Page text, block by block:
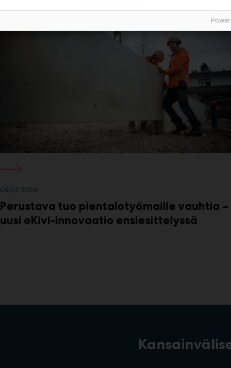
09.02.2026
Perustava tuo pientalotyömaille vauhtia –
uusi eKivi-innovaatio ensiesittelyssä